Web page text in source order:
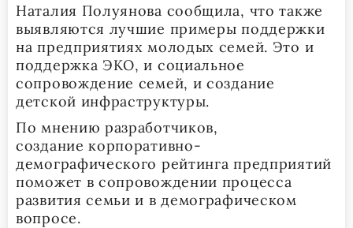
Наталия Полуянова сообщила, что также
выявляются лучшие примеры поддержки
на предприятиях молодых семей. Это и
поддержка ЭКО, и социальное
сопровождение семей, и создание
детской инфраструктуры.
По мнению разработчиков,
создание корпоративно-
демографического рейтинга предприятий
поможет в сопровождении процесса
развития семьи и в демографическом
вопросе.